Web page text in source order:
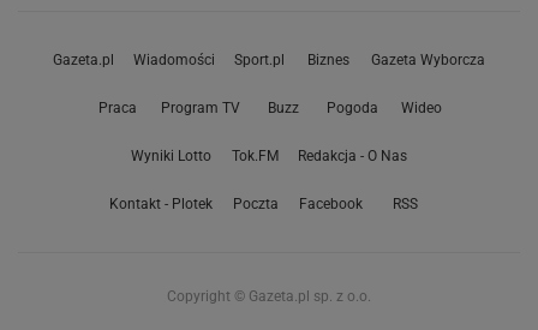
Gazeta.pl Wiadomości Sport.pl Biznes Gazeta Wyborcza
Praca Program TV Buzz Pogoda Wideo
Wyniki Lotto Tok.FM Redakcja - O Nas
Kontakt - Plotek Poczta Facebook RSS
Copyright © Gazeta.pl sp. z o.o.